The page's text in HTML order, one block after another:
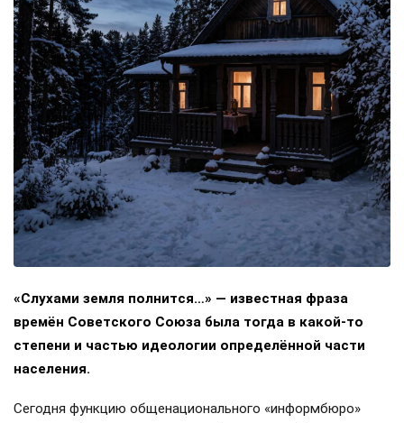
«Слухами земля полнится…» — известная фраза
времён Советского Союза была тогда в какой-то
степени и частью идеологии определённой части
населения.
Сегодня функцию общенационального «информбюро»